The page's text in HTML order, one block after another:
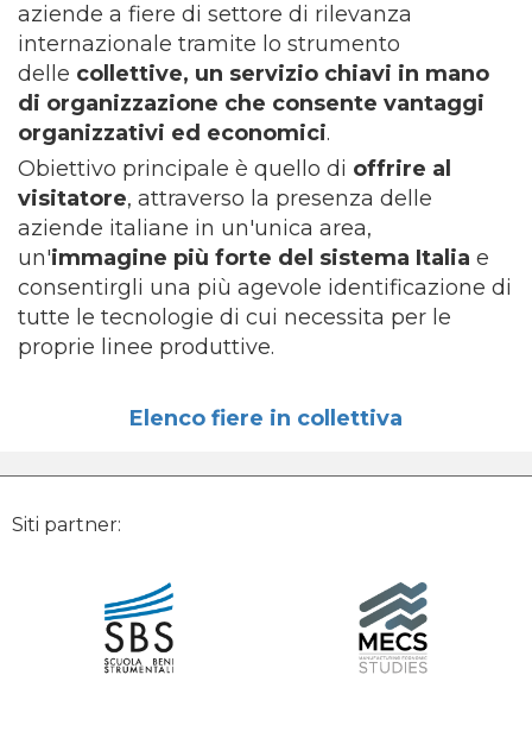
aziende a fiere di settore di rilevanza
internazionale tramite lo strumento
delle collettive, un servizio chiavi in mano
di organizzazione che consente vantaggi
organizzativi ed economici.
Obiettivo principale è quello di offrire al
visitatore, attraverso la presenza delle
aziende italiane in un'unica area,
un'immagine più forte del sistema Italia e
consentirgli una più agevole identificazione di
tutte le tecnologie di cui necessita per le
proprie linee produttive.
Elenco fiere in collettiva
Siti partner: